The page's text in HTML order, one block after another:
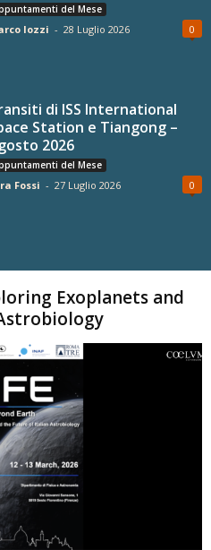
del Mese
Iozzi - 28 Luglio 2026 0
di ISS International
Station e Tiangong –
2026
del Mese
Fossi - 27 Luglio 2026 0
Exoplanets and